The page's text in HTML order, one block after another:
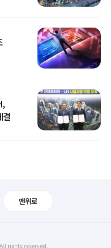
결
맨위로
rights reserved.